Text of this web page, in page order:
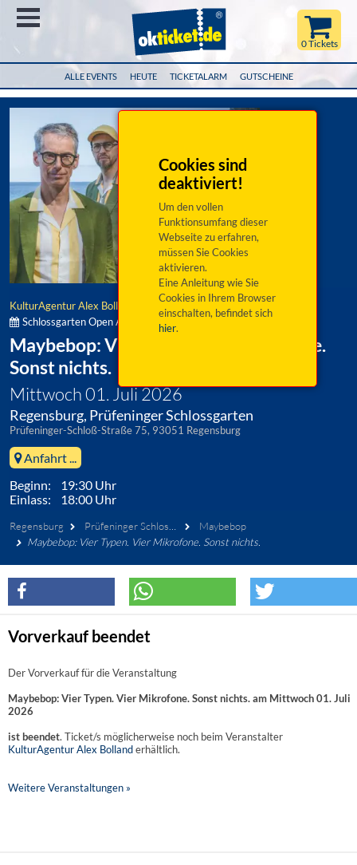
ALLE EVENTS HEUTE TICKETALARM GUTSCHEINE
0 Tickets
Cookies sind
deaktiviert!
Um den vollen
Funktionsumfang dieser
Webseite zu erfahren,
müssen Sie Cookies
aktivieren.
Eine Anleitung wie Sie
Cookies in Ihrem Browser
einschalten, befindet sich
hier.
KulturAgentur Alex Bolland
Schlossgarten Open Air Regensburg:
Maybebop: Vier Typen. Vier Mikrofone.
Sonst nichts.
Mittwoch 01. Juli 2026
Regensburg, Prüfeninger Schlossgarten
Prüfeninger-Schloß-Straße 75, 93051 Regensburg
Anfahrt ...
Beginn: 19:30 Uhr
Einlass: 18:00 Uhr
Regensburg Prüfeninger Schlossgarten
Maybebop
Maybebop: Vier Typen. Vier Mikrofone. Sonst nichts.
Vorverkauf beendet
Der Vorverkauf für die Veranstaltung
Maybebop: Vier Typen. Vier Mikrofone. Sonst nichts. am Mittwoch 01. Juli
2026
ist beendet. Ticket/s möglicherweise noch beim Veranstalter
KulturAgentur Alex Bollanderhältlich.
Weitere Veranstaltungen »